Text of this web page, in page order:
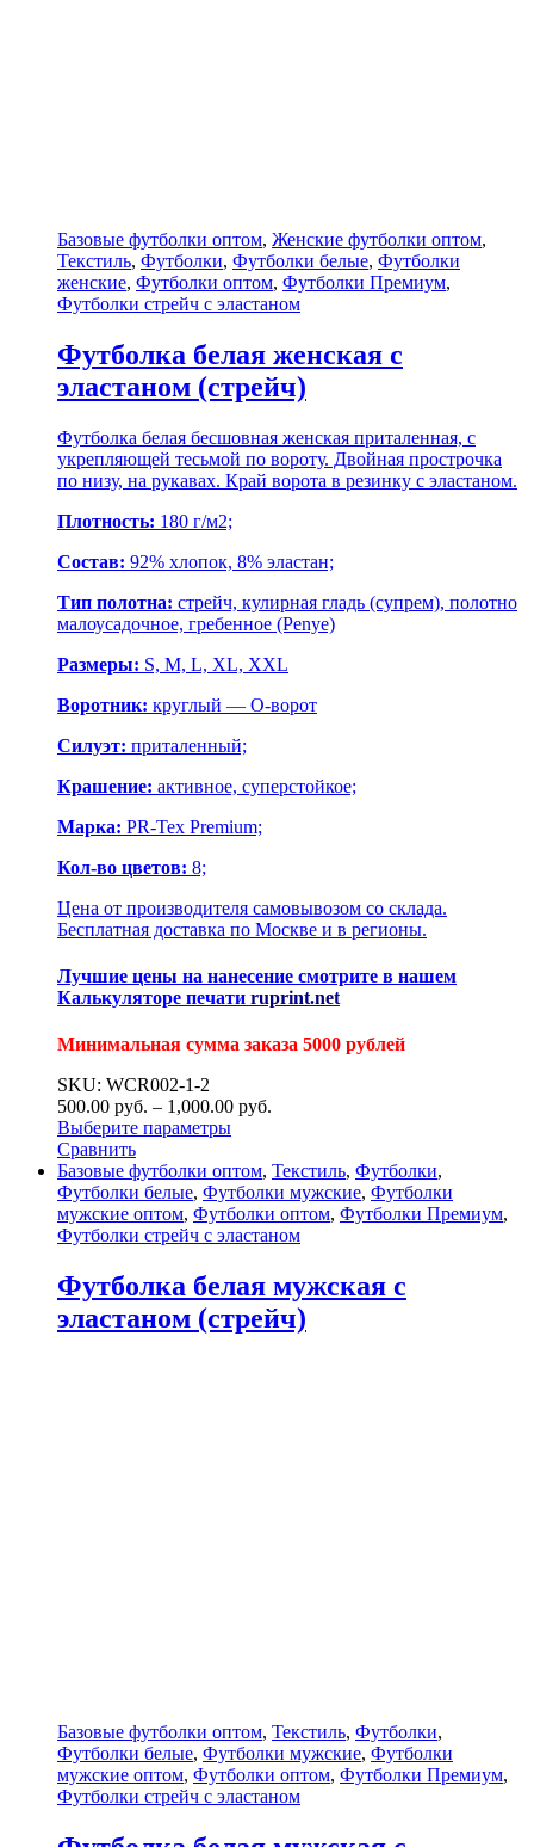
Базовые футболки оптом, Женские футболки оптом,
Текстиль, Футболки, Футболки белые, Футболки
женские, Футболки оптом, Футболки Премиум,
Футболки стрейч с эластаном
Футболка белая женская с
эластаном (стрейч)
Футболка белая бесшовная женская приталенная, с
укрепляющей тесьмой по вороту. Двойная прострочка
по низу, на рукавах. Край ворота в резинку с эластаном.
Плотность: 180 г/м2;
Состав: 92% хлопок, 8% эластан;
Тип полотна: стрейч, кулирная гладь (супрем), полотно
малоусадочное, гребенное (Penye)
Размеры: S, M, L, XL, XXL
Воротник: круглый — О-ворот
Силуэт: приталенный;
Крашение: активное, суперстойкое;
Марка: PR-Tex Premium;
Кол-во цветов: 8;
Цена от производителя самовывозом со склада.
Бесплатная доставка по Москве и в регионы.
Лучшие цены на нанесение смотрите в нашем
Калькуляторе печати ruprint.net
Минимальная сумма заказа 5000 рублей
SKU: WCR002-1-2
500.00 руб. – 1,000.00 руб.
Выберите параметры
Сравнить
Базовые футболки оптом, Текстиль, Футболки,
Футболки белые, Футболки мужские, Футболки
мужские оптом, Футболки оптом, Футболки Премиум,
Футболки стрейч с эластаном
Футболка белая мужская с
эластаном (стрейч)
Базовые футболки оптом, Текстиль, Футболки,
Футболки белые, Футболки мужские, Футболки
мужские оптом, Футболки оптом, Футболки Премиум,
Футболки стрейч с эластаном